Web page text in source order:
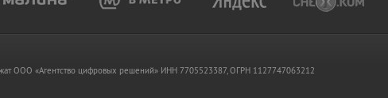
OOO «Агентство цифровых решений» ИНН 7705523387, ОГРН 1127747063212